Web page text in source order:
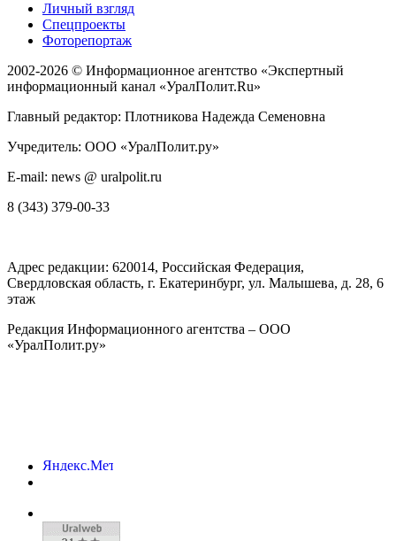
Личный взгляд
Спецпроекты
Фоторепортаж
2002-2026 © Информационное агентство «Экспертный
информационный канал «УралПолит.Ru»
Главный редактор: Плотникова Надежда Семеновна
Учредитель: ООО «УралПолит.ру»
E-mail: news @ uralpolit.ru
8 (343) 379-00-33
Адрес редакции: 620014, Российская Федерация,
Свердловская область, г. Екатеринбург, ул. Малышева, д. 28, 6
этаж
Редакция Информационного агентства – ООО
«УралПолит.ру»